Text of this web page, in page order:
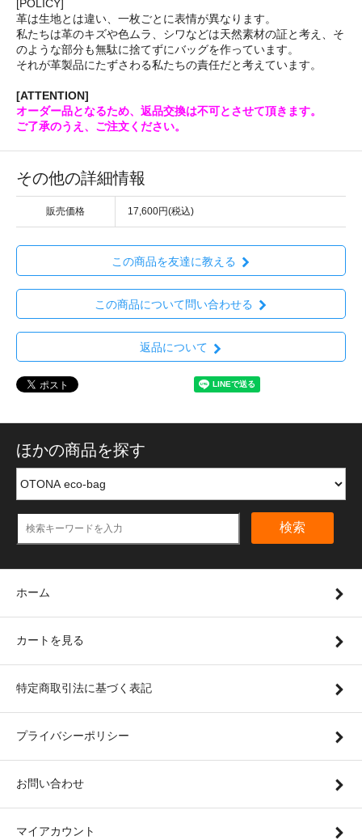
[POLICY]
革は生地とは違い、一枚ごとに表情が異なります。
私たちは革のキズや色ムラ、シワなどは天然素材の証と考え、そ
のような部分も無駄に捨てずにバッグを作っています。
それが革製品にたずさわる私たちの責任だと考えています。
[ATTENTION]
オーダー品となるため、返品交換は不可とさせて頂きます。
ご了承のうえ、ご注文ください。
その他の詳細情報
販売価格 17,600円(税込)
この商品を友達に教える
この商品について問い合わせる
返品について
ほかの商品を探す
検索
ホーム
カートを見る
特定商取引法に基づく表記
プライバシーポリシー
お問い合わせ
マイアカウント